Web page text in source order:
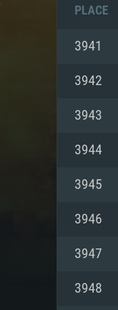
PLACE
3941
3942
3943
3944
3945
3946
3947
3948